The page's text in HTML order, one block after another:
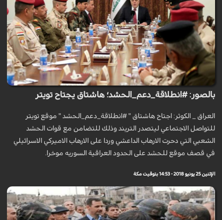
بالصور: #انطلاقة_دعم_الحشد؛ هاشتاق يجتاح تويتر
العراق _ الکوثر: اجتاح هاشتاق " #انطلاقة_دعم_الحشد " موقع تويتر
للتواصل الاجتماعي ليتصدر التريند وذلك للتضامن مع قوات الحشد
الشعبي التي دحرت الارهاب الداعشي وردا على الارهاب الاميركي الاسرائيلي
في قصف موقع للحشد على الحدود العراقية السوريه موخرا.
الإثنين 25 يونيو 2018 - 14:53 بتوقيت مكة